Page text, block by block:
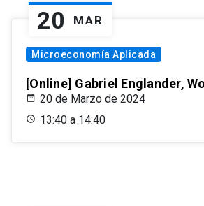
20 MAR
Microeconomía Aplicada
[Online] Gabriel Englander,
20 de Marzo de 2024
13:40 a 14:40